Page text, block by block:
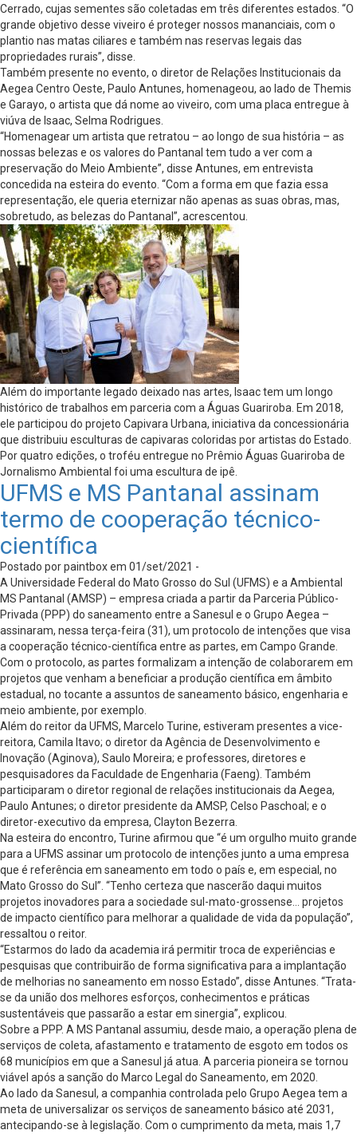
Cerrado, cujas sementes são coletadas em três diferentes estados. “O
grande objetivo desse viveiro é proteger nossos mananciais, com o
plantio nas matas ciliares e também nas reservas legais das
propriedades rurais”, disse.
Também presente no evento, o diretor de Relações Institucionais da
Aegea Centro Oeste, Paulo Antunes, homenageou, ao lado de Themis
e Garayo, o artista que dá nome ao viveiro, com uma placa entregue à
viúva de Isaac, Selma Rodrigues.
“Homenagear um artista que retratou – ao longo de sua história – as
nossas belezas e os valores do Pantanal tem tudo a ver com a
preservação do Meio Ambiente”, disse Antunes, em entrevista
concedida na esteira do evento. “Com a forma em que fazia essa
representação, ele queria eternizar não apenas as suas obras, mas,
sobretudo, as belezas do Pantanal”, acrescentou.
Além do importante legado deixado nas artes, Isaac tem um longo
histórico de trabalhos em parceria com a Águas Guariroba. Em 2018,
ele participou do projeto Capivara Urbana, iniciativa da concessionária
que distribuiu esculturas de capivaras coloridas por artistas do Estado.
Por quatro edições, o troféu entregue no Prêmio Águas Guariroba de
Jornalismo Ambiental foi uma escultura de ipê.
UFMS e MS Pantanal assinam
termo de cooperação técnico-
científica
Postado por paintbox em 01/set/2021 -
A Universidade Federal do Mato Grosso do Sul (UFMS) e a Ambiental
MS Pantanal (AMSP) – empresa criada a partir da Parceria Público-
Privada (PPP) do saneamento entre a Sanesul e o Grupo Aegea –
assinaram, nessa terça-feira (31), um protocolo de intenções que visa
a cooperação técnico-científica entre as partes, em Campo Grande.
Com o protocolo, as partes formalizam a intenção de colaborarem em
projetos que venham a beneficiar a produção científica em âmbito
estadual, no tocante a assuntos de saneamento básico, engenharia e
meio ambiente, por exemplo.
Além do reitor da UFMS, Marcelo Turine, estiveram presentes a vice-
reitora, Camila Itavo; o diretor da Agência de Desenvolvimento e
Inovação (Aginova), Saulo Moreira; e professores, diretores e
pesquisadores da Faculdade de Engenharia (Faeng). Também
participaram o diretor regional de relações institucionais da Aegea,
Paulo Antunes; o diretor presidente da AMSP, Celso Paschoal; e o
diretor-executivo da empresa, Clayton Bezerra.
Na esteira do encontro, Turine afirmou que “é um orgulho muito grande
para a UFMS assinar um protocolo de intenções junto a uma empresa
que é referência em saneamento em todo o país e, em especial, no
Mato Grosso do Sul”. “Tenho certeza que nascerão daqui muitos
projetos inovadores para a sociedade sul-mato-grossense… projetos
de impacto científico para melhorar a qualidade de vida da população”,
ressaltou o reitor.
“Estarmos do lado da academia irá permitir troca de experiências e
pesquisas que contribuirão de forma significativa para a implantação
de melhorias no saneamento em nosso Estado”, disse Antunes. “Trata-
se da união dos melhores esforços, conhecimentos e práticas
sustentáveis que passarão a estar em sinergia”, explicou.
Sobre a PPP. A MS Pantanal assumiu, desde maio, a operação plena de
serviços de coleta, afastamento e tratamento de esgoto em todos os
68 municípios em que a Sanesul já atua. A parceria pioneira se tornou
viável após a sanção do Marco Legal do Saneamento, em 2020.
Ao lado da Sanesul, a companhia controlada pelo Grupo Aegea tem a
meta de universalizar os serviços de saneamento básico até 2031,
antecipando-se à legislação. Com o cumprimento da meta, mais 1,7